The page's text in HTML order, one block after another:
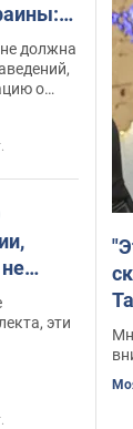
должна
о
эти